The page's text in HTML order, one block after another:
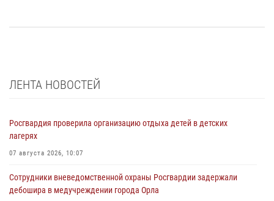
ЛЕНТА НОВОСТЕЙ
Росгвардия проверила организацию отдыха детей в детских
лагерях
07 августа 2026, 10:07
Сотрудники вневедомственной охраны Росгвардии задержали
дебошира в медучреждении города Орла